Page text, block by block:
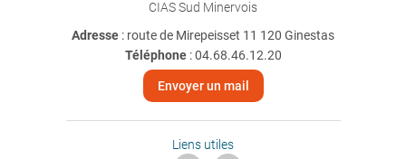
CIAS Sud Minervois
Adresse : route de Mirepeisset 11 120 Ginestas
Téléphone:04.68.46.12.20
Envoyer un mail
Liens utiles